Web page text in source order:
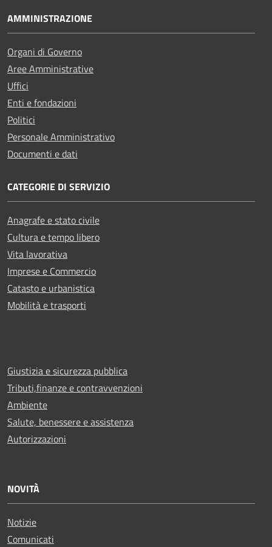
AMMINISTRAZIONE
Organi di Governo
Aree Amministrative
Uffici
Enti e fondazioni
Politici
Personale Amministrativo
Documenti e dati
CATEGORIE DI SERVIZIO
Anagrafe e stato civile
Cultura e tempo libero
Vita lavorativa
Imprese e Commercio
Catasto e urbanistica
Mobilità e trasporti
Giustizia e sicurezza pubblica
Tributi,finanze e contravvenzioni
Ambiente
Salute, benessere e assistenza
Autorizzazioni
NOVITÀ
Notizie
Comunicati